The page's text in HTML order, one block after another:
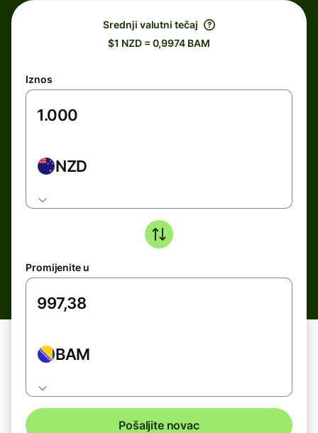
Srednji valutni tečaj
$1 NZD = 0,9974 BAM
Iznos
NZD
Promijenite u
BAM
Pošaljite novac